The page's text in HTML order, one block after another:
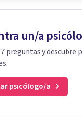
un/a
preguntas y descubre
psicólogo/a